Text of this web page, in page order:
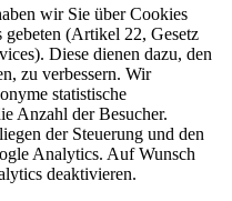
wir Sie über Cookies
(Artikel 22, Gesetz
Diese dienen dazu, den
zu verbessern. Wir
statistische
Anzahl der Besucher.
der Steuerung und den
Analytics. Auf Wunsch
deaktivieren.